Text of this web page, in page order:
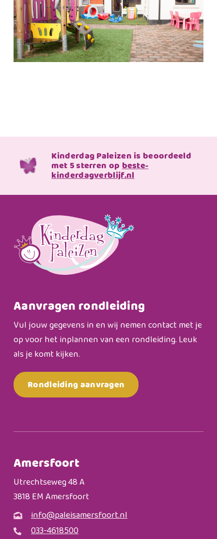
Kinderdag Paleizen is beoordeeld
met 5 sterren opbeste-
kinderdagverblijf.nl
Aanvragen rondleiding
Vul jouw gegevens in en wij nemen contact met je
op voor het inplannen van een rondleiding. Leuk
als je komt kijken.
Rondleiding aanvragen
Amersfoort
Utrechtseweg 48 A
3818 EM Amersfoort
info@paleisamersfoort.nl
033-4618500